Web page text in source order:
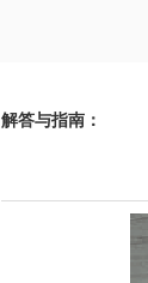
解答与指南：